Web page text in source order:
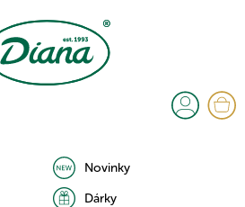
Novinky
Dárky